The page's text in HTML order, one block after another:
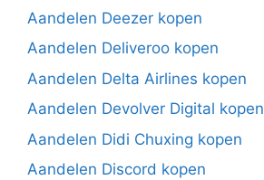
Aandelen Deezer kopen
Aandelen Deliveroo kopen
Aandelen Delta Airlines kopen
Aandelen Devolver Digital kopen
Aandelen Didi Chuxing kopen
Aandelen Discord kopen